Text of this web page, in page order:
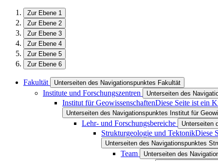
Zur Ebene 1
Zur Ebene 2
Zur Ebene 3
Zur Ebene 4
Zur Ebene 5
Zur Ebene 6
Fakultät Unterseiten des Navigationspunktes Fakultät
Institute und Forschungszentren Unterseiten des
Institut für GeowissenschaftenDiese Seite ist ein
Unterseiten des Navigationspunktes Institut für
Lehr- und Forschungsbereiche Unterseiten
Strukturgeologie und TektonikDiese
Unterseiten des Navigationspunktes
Team Unterseiten des